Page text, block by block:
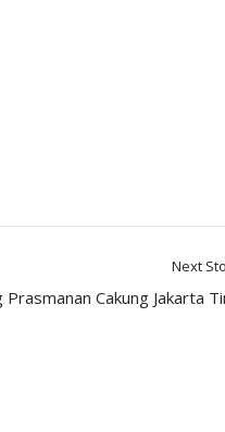
Next
Prasmanan Cakung Jakarta